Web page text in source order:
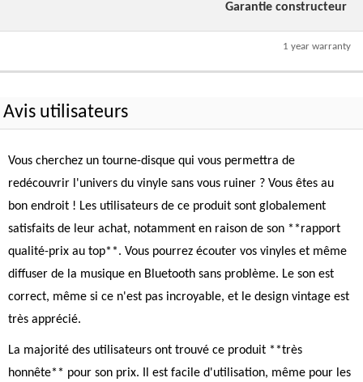
Garantie constructeur
1 year warranty
Avis utilisateurs
Vous cherchez un tourne-disque qui vous permettra de
redécouvrir l'univers du vinyle sans vous ruiner ? Vous êtes au
bon endroit ! Les utilisateurs de ce produit sont globalement
satisfaits de leur achat, notamment en raison de son **rapport
qualité-prix au top**. Vous pourrez écouter vos vinyles et même
diffuser de la musique en Bluetooth sans problème. Le son est
correct, même si ce n'est pas incroyable, et le design vintage est
très apprécié.
La majorité des utilisateurs ont trouvé ce produit **très
honnête** pour son prix. Il est facile d'utilisation, même pour les